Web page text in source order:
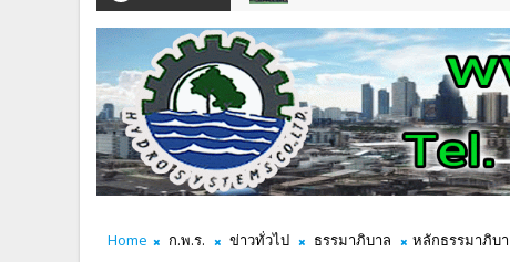
Home ก.พ.ร. ข่าวทั่วไป ธรรมาภิบาล หลักธรรมาภิบ